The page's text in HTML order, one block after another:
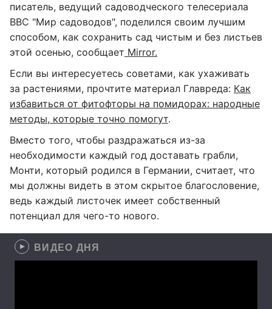
писатель, ведущий садоводческого телесериала
BBC "Мир садоводов", поделился своим лучшим
способом, как сохранить сад чистым и без листьев
этой осенью, сообщает Mirror.
Если вы интересуетесь советами, как ухаживать
за растениями, прочтите материал Главреда: Как
избавиться от фитофторы на помидорах: народные
методы, которые точно помогут.
Вместо того, чтобы раздражаться из-за
необходимости каждый год доставать грабли,
Монти, который родился в Германии, считает, что
мы должны видеть в этом скрытое благословение,
ведь каждый листочек имеет собственный
потенциал для чего-то нового.
ВИДЕО ДНЯ